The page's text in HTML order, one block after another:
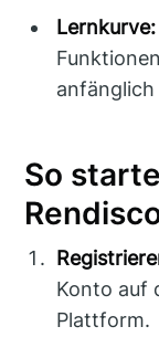
Lernkurve:
So
Konto auf
Plattform.